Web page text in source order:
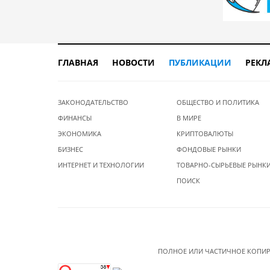
ГЛАВНАЯ НОВОСТИ ПУБЛИКАЦИИ
ЗАКОНОДАТЕЛЬСТВО
ФИНАНСЫ
ЭКОНОМИКА
БИЗНЕС
ИНТЕРНЕТ И ТЕХНОЛОГИИ
ОБЩЕСТВО И ПОЛИТИКА
В МИРЕ
КРИПТОВАЛЮТЫ
ФОНДОВЫЕ РЫНКИ
ТОВАРНО-СЫРЬЕВЫЕ
ПОИСК
ПОЛНОЕ ИЛИ ЧАСТИЧНОЕ